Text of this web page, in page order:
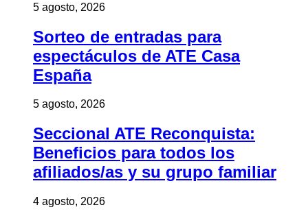
5 agosto, 2026
Sorteo de entradas para
espectáculos de ATE Casa
España
5 agosto, 2026
Seccional ATE Reconquista:
Beneficios para todos los
afiliados/as y su grupo familiar
4 agosto, 2026